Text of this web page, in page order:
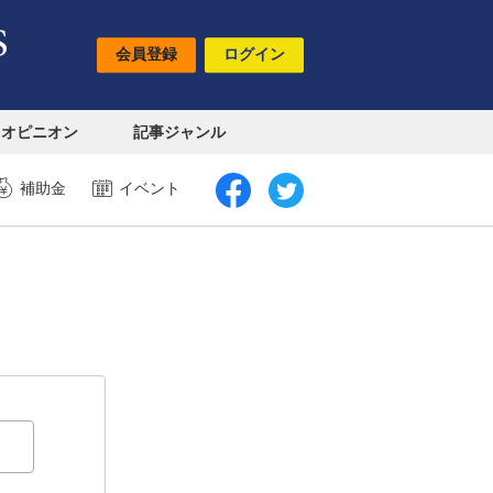
会員登録 ログイン
オピニオン 記事ジャンル
補助金 イベント